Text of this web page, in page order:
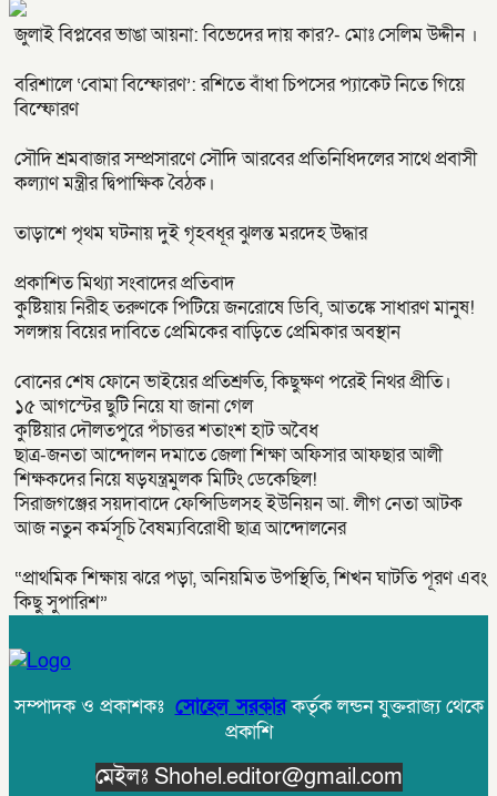
জুলাই বিপ্লবের ভাঙা আয়না: বিভেদের দায় কার?- মোঃ সেলিম উদ্দীন ।
বরিশালে ‘বোমা বিস্ফোরণ’: রশিতে বাঁধা চিপসের প্যাকেট নিতে গিয়ে
বিস্ফোরণ
সৌদি শ্রমবাজার সম্প্রসারণে সৌদি আরবের প্রতিনিধিদলের সাথে প্রবাসী
কল্যাণ মন্ত্রীর দ্বিপাক্ষিক বৈঠক।
তাড়াশে পৃথম ঘটনায় দুই গৃহবধূর ঝুলন্ত মরদেহ উদ্ধার
প্রকাশিত মিথ্যা সংবাদের প্রতিবাদ
কুষ্টিয়ায় নিরীহ তরুণকে পিটিয়ে জনরোষে ডিবি, আতঙ্কে সাধারণ মানুষ!
সলঙ্গায় বিয়ের দাবিতে প্রেমিকের বাড়িতে প্রেমিকার অবস্থান
বোনের শেষ ফোনে ভাইয়ের প্রতিশ্রুতি, কিছুক্ষণ পরেই নিথর প্রীতি।
১৫ আগস্টের ছুটি নিয়ে যা জানা গেল
কুষ্টিয়ার দৌলতপুরে পঁচাত্তর শতাংশ হাট অবৈধ
ছাত্র-জনতা আন্দোলন দমাতে জেলা শিক্ষা অফিসার আফছার আলী
শিক্ষকদের নিয়ে ষড়যন্ত্রমুলক মিটিং ডেকেছিল!
সিরাজগঞ্জের সয়দাবাদে ফেন্সিডিলসহ ইউনিয়ন আ. লীগ নেতা আটক
আজ নতুন কর্মসূচি বৈষম্যবিরোধী ছাত্র আন্দোলনের
“প্রাথমিক শিক্ষায় ঝরে পড়া, অনিয়মিত উপস্থিতি, শিখন ঘাটতি পূরণ এবং
কিছু সুপারিশ”
সম্পাদক ও প্রকাশকঃ সোহেল সরকারকর্তৃক লন্ডন যুক্তরাজ্য থেকে
প্রকাশি
মেইলঃ Shohel.editor@gmail.com